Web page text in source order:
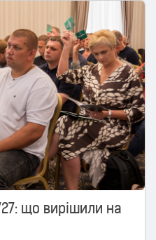
що вирішили на